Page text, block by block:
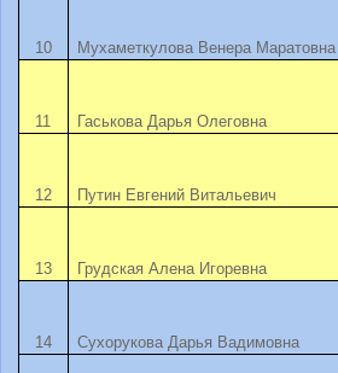
10 Мухаметкулова Венера Маратовна
11 Гаськова Дарья Олеговна
12 Путин Евгений Витальевич
13 Грудская Алена Игоревна
14 Сухорукова Дарья Вадимовна